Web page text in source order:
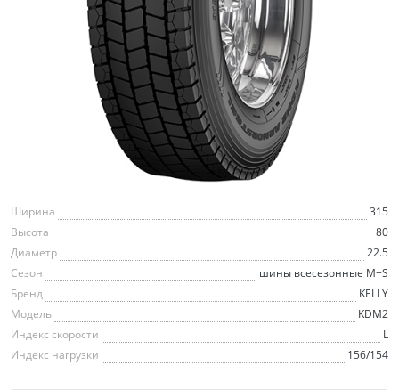
Ширина
315
Высота
80
Диаметр
22.5
Сезон
шины всесезонные M+S
Бренд
KELLY
Модель
KDM2
Индекс скорости
L
Индекс нагрузки
156/154